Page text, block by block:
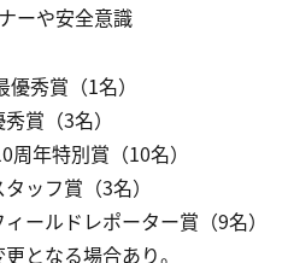
安全意識
優秀賞（1名）
3名）
賞（10名）
（3名）
レポーター賞（9名）
となる場合あり。